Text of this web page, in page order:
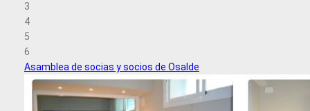
3
4
5
6
Asamblea de socias y socios de Osalde